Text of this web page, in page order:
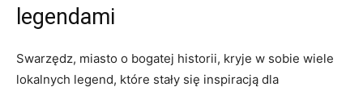
legendami
Swarzędz, miasto o bogatej historii, kryje w sobie wiele
lokalnych legend, które stały się inspiracją dla